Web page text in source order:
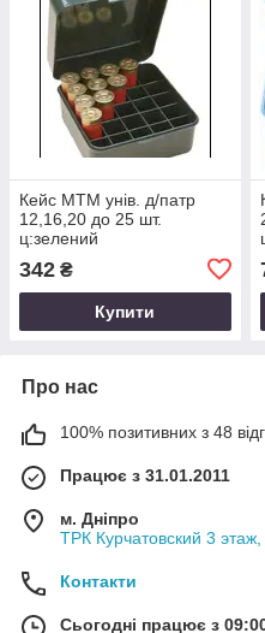
Кейс MTM унів. д/патр
12,16,20 до 25 шт.
ц:зелений
342 ₴
Купити
Про нас
100% позитивних з 48
Працює з 31.01.2011
м. Дніпро
ТРК Курчатовский 3 этаж,
Контакти
Сьогодні працює з